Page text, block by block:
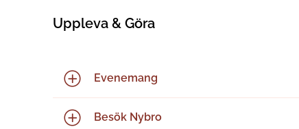
Uppleva & Göra
Evenemang
Besök Nybro